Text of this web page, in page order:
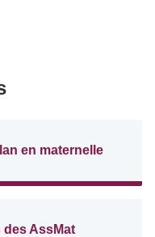
en maternelle
AssMat